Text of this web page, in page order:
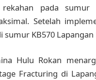
rekahan pada
Setelah
KB570 Lapangan
Hulu Rokan
Fracturing di